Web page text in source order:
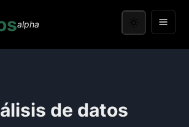
alpha
de datos